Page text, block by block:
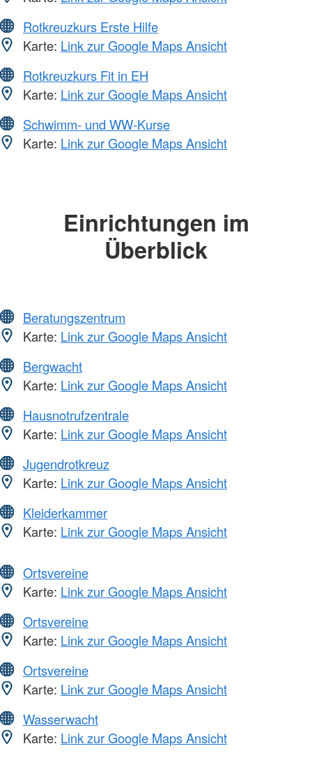
Rotkreuzkurs Erste Hilfe
Karte: Link zur Google Maps Ansicht
Rotkreuzkurs Fit in EH
Karte: Link zur Google Maps Ansicht
Schwimm- und WW-Kurse
Karte: Link zur Google Maps Ansicht
Einrichtungen im
Überblick
Beratungszentrum
Karte: Link zur Google Maps Ansicht
Bergwacht
Karte: Link zur Google Maps Ansicht
Hausnotrufzentrale
Karte: Link zur Google Maps Ansicht
Jugendrotkreuz
Karte: Link zur Google Maps Ansicht
Kleiderkammer
Karte: Link zur Google Maps Ansicht
Ortsvereine
Karte: Link zur Google Maps Ansicht
Ortsvereine
Karte: Link zur Google Maps Ansicht
Ortsvereine
Karte: Link zur Google Maps Ansicht
Wasserwacht
Karte: Link zur Google Maps Ansicht